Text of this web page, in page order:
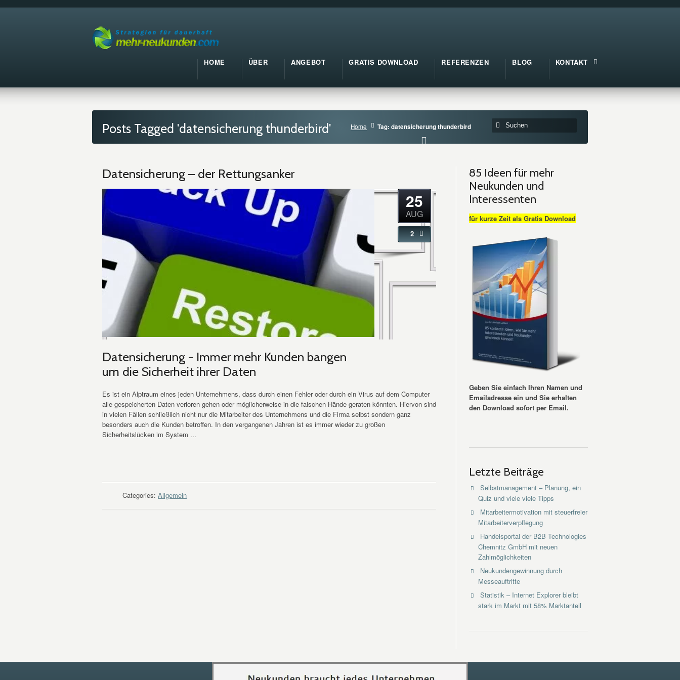
HOME ÜBER ANGEBOT GRATIS DOWNLOAD REFERENZEN BLOG KONTAKT
Posts Tagged 'datensicherung thunderbird' Home Tag: datensicherung thunderbird
Datensicherung – der Rettungsanker
Datensicherung - Immer mehr Kunden bangen
um die Sicherheit ihrer Daten
Es ist ein Alptraum eines jeden Unternehmens, dass durch einen Fehler oder durch ein Virus auf dem Computer
alle gespeicherten Daten verloren gehen oder möglicherweise in die falschen Hände geraten könnten. Hiervon sind
in vielen Fällen schließlich nicht nur die Mitarbeiter des Unternehmens und die Firma selbst sondern ganz
besonders auch die Kunden betroffen. In den vergangenen Jahren ist es immer wieder zu großen
Sicherheitslücken im System ...
25
AUG
2
Categories: Allgemein
85 Ideen für mehr
Neukunden und
Interessenten
für kurze Zeit als Gratis Download
Geben Sie einfach Ihren Namen und
Emailadresse ein und Sie erhalten
den Download sofort per Email.
Letzte Beiträge
Selbstmanagement – Planung, ein
Quiz und viele viele Tipps
Mitarbeitermotivation mit steuerfreier
Mitarbeiterverpflegung
Handelsportal der B2B Technologies
Chemnitz GmbH mit neuen
Zahlmöglichkeiten
Neukundengewinnung durch
Messeauftritte
Statistik – Internet Explorer bleibt
stark im Markt mit 58% Marktanteil